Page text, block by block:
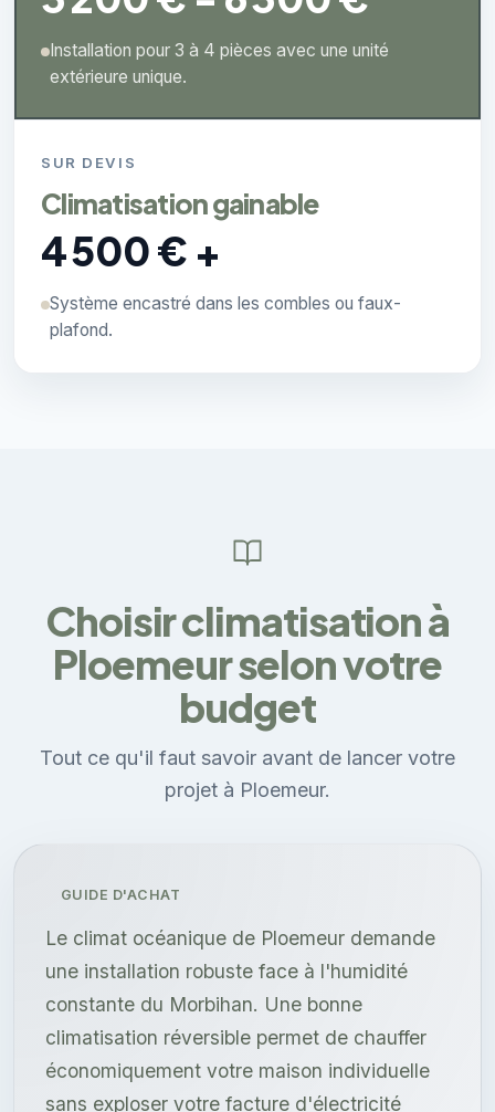
Installation pour 3 à 4 pièces avec une unité
extérieure unique.
SUR DEVIS
Climatisation gainable
4 500 € +
Système encastré dans les combles ou faux-
plafond.
Choisir climatisation à
Ploemeur selon votre
budget
Tout ce qu'il faut savoir avant de lancer votre
projet à Ploemeur.
GUIDE D'ACHAT
Le climat océanique de Ploemeur demande
une installation robuste face à l'humidité
constante du Morbihan. Une bonne
climatisation réversible permet de chauffer
économiquement votre maison individuelle
sans exploser votre facture d'électricité